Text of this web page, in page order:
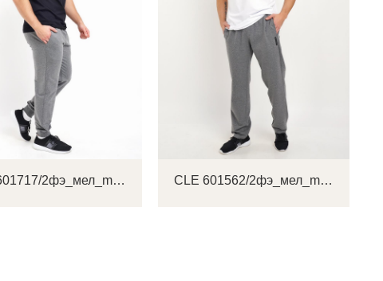
CLE 601717/2фэ_мел_maxi(макси) Брюки мужские CLE 601562/2фэ_мел_maxi(макси)_п Брюки мужские